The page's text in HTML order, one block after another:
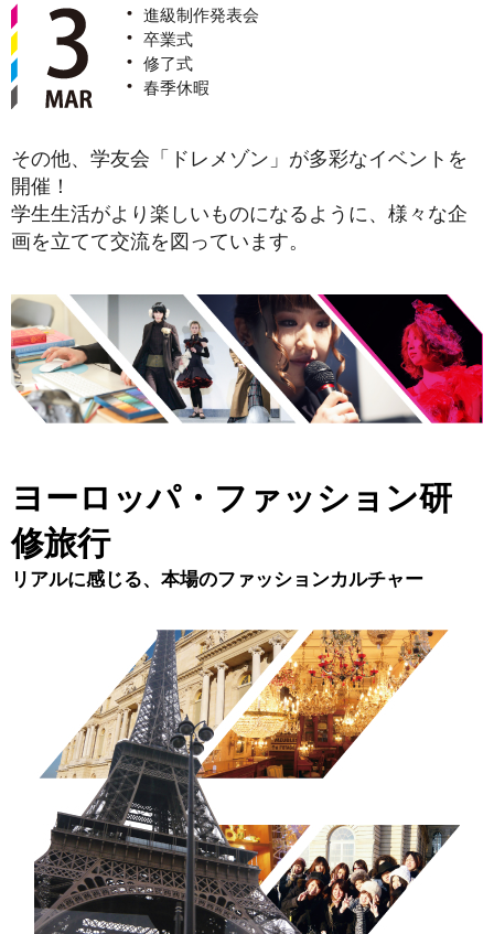
進級制作発表会
卒業式
修了式
春季休暇
その他、学友会「ドレメゾン」が多彩なイベントを
開催！
学生生活がより楽しいものになるように、様々な企
画を立てて交流を図っています。
ヨーロッパ・ファッション研
修旅行
リアルに感じる、本場のファッションカルチャー